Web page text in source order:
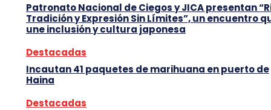
Patronato Nacional de Ciegos y JICA presentan
Tradición y Expresión Sin Límites”, un encuentro
une inclusión y cultura japonesa
Destacadas
Incautan 41 paquetes de marihuana en puerto de
Haina
Destacadas